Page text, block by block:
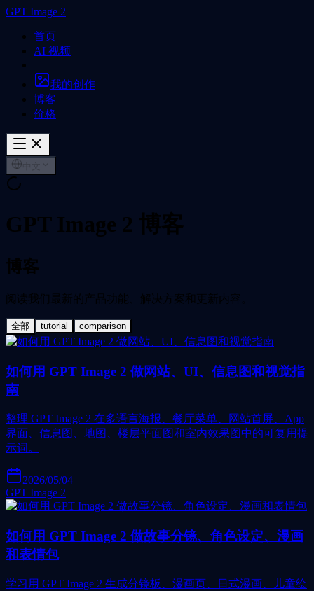
GPT Image 2
首页
AI 视频
我的创作
博客
价格
GPT Image 2 博客
博客
阅读我们最新的产品功能、解决方案和更新内容。
全部 tutorial comparison
如何用 GPT Image 2 做网站、UI、信息图和视觉指
南
整理 GPT Image 2 在多语言海报、餐厅菜单、网站首屏、App
界面、信息图、地图、楼层平面图和室内效果图中的可复用提
示词。
2026/05/04
GPT Image 2
如何用 GPT Image 2 做故事分镜、角色设定、漫画
和表情包
学习用 GPT Image 2 生成分镜板、漫画页、日式漫画、儿童绘